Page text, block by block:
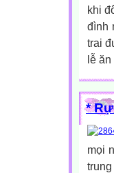
khi
đình
trai
lễ ăn
*
mọi